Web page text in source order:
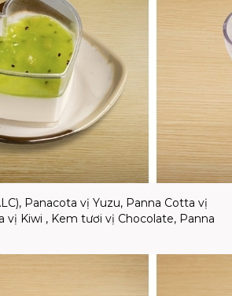
Panacota vị Yuzu, Panna Cotta vị
vị Kiwi , Kem tươi vị Chocolate, Panna